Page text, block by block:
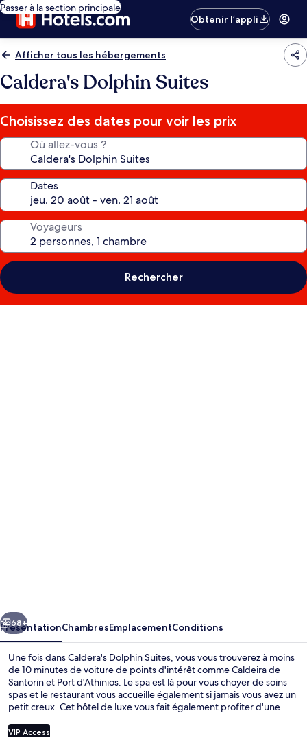
Passer à la section principale
Obtenir l’appli
Afficher tous les hébergements
Caldera's Dolphin Suites
Choisissez des dates pour voir les prix
Où allez-vous ?
Dates
Voyageurs
Rechercher
Suivant
68+
PrésentationChambresEmplacementConditions
Une fois dans Caldera's Dolphin Suites, vous vous trouverez à moins
de 10 minutes de voiture de points d'intérêt comme Caldeira de
Santorin et Port d'Athinios. Le spa est là pour vous choyer de soins
spas et le restaurant vous accueille également si jamais vous avez un
petit creux. Cet hôtel de luxe vous fait également profiter d'une
fitness ouverte 24 h/24. Les autres voyageurs ne disent que du bien
VIP Access